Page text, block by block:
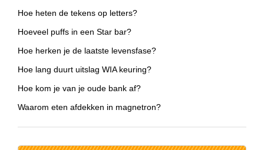
Hoe heten de tekens op letters?
Hoeveel puffs in een Star bar?
Hoe herken je de laatste levensfase?
Hoe lang duurt uitslag WIA keuring?
Hoe kom je van je oude bank af?
Waarom eten afdekken in magnetron?